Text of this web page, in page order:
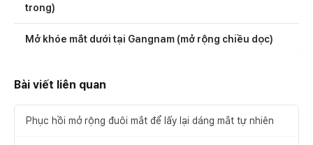
trong)
Mở khóe mắt dưới tại Gangnam (mở rộng chiều dọc)
Bài viết liên quan
Phục hồi mở rộng đuôi mắt để lấy lại dáng mắt tự nhiên